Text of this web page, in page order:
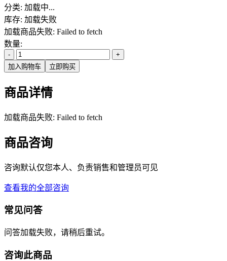
分类: 加载中...
库存: 加载失败
加载商品失败: Failed to fetch
数量:
-
+
加入购物车
立即购买
商品详情
加载商品失败: Failed to fetch
商品咨询
咨询默认仅您本人、负责销售和管理员可见
查看我的全部咨询
常见问答
问答加载失败，请稍后重试。
咨询此商品